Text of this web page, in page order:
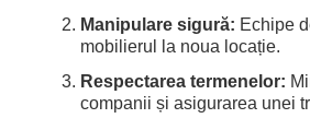
Manipulare sigură: Echipe
mobilierul la noua locație.
Respectarea termenelor:
companii și asigurarea unei